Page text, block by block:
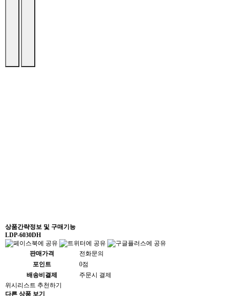
상품간략정보 및 구매기능
LDP-6030DH
판매가격
전화문의
포인트
0점
배송비결제
주문시 결제
위시리스트 추천하기
다른 상품 보기